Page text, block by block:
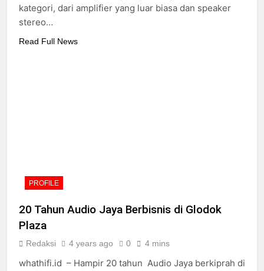
kategori, dari amplifier yang luar biasa dan speaker
stereo…
Read Full News
PROFILE
20 Tahun Audio Jaya Berbisnis di Glodok
Plaza
Redaksi 4 years ago 0 4 mins
whathifi.id – Hampir 20 tahun Audio Jaya berkiprah di